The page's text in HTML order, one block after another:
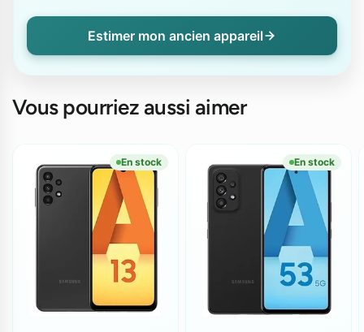
Estimer mon ancien appareil
Vous pourriez aussi aimer
En stock En stock